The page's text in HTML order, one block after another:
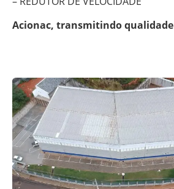
Acionac, transmitindo qualidade